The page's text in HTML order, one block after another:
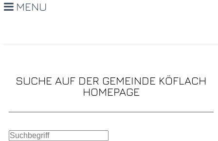
MENU
SUCHE AUF DER GEMEINDE KÖFLACH
HOMEPAGE